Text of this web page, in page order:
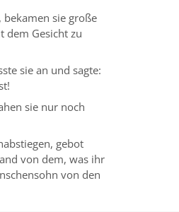
bekamen sie große
dem Gesicht zu
sie an und sagte:
sie nur noch
gebot
von dem, was ihr
von den